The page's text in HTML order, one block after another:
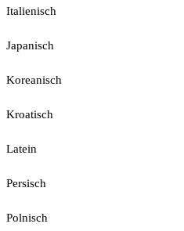
Italienisch
Japanisch
Koreanisch
Kroatisch
Latein
Persisch
Polnisch